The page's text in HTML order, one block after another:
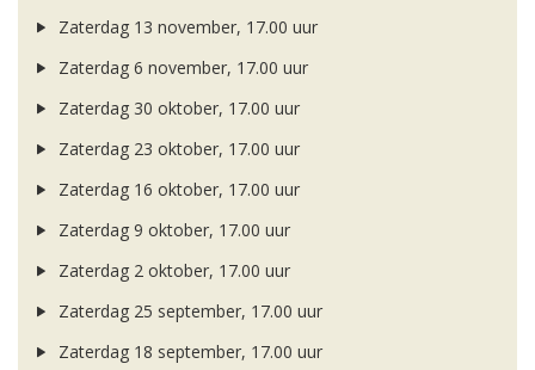
Zaterdag 13 november, 17.00 uur
Zaterdag 6 november, 17.00 uur
Zaterdag 30 oktober, 17.00 uur
Zaterdag 23 oktober, 17.00 uur
Zaterdag 16 oktober, 17.00 uur
Zaterdag 9 oktober, 17.00 uur
Zaterdag 2 oktober, 17.00 uur
Zaterdag 25 september, 17.00 uur
Zaterdag 18 september, 17.00 uur